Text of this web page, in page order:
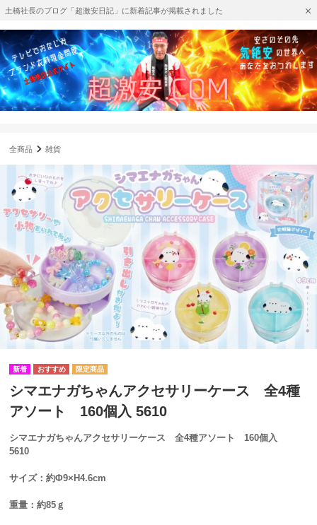
土橋社長のブログ「超激安日記」に新着記事が掲載されました
全商品 雑貨
シマエナガちゃんアクセサリーケース 全4種
アソート 160個入 5610
シマエナガちゃんアクセサリーケース 全4種アソート 160個入
5610
サイズ：約Φ9×H4.6cm
重量：約85ｇ